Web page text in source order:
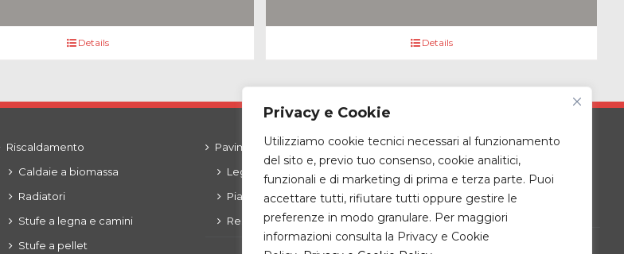
Privacy e Cookie
Utilizziamo cookie tecnici necessari al funzionamento
del sito e, previo tuo consenso, cookie analitici,
funzionali e di marketing di prima e terza parte. Puoi
accettare tutti, rifiutare tutti oppure gestire le
preferenze in modo granulare. Per maggiori
informazioni consulta la Privacy e Cookie
Details Details
Riscaldamento
Caldaie a biomassa
Radiatori
Stufe a legna e camini
Stufe a pellet
Pavimenti
Legni e laminati e LVT
Piastrelle
Resine
Zona giorno
Ingressi – living –
complementi